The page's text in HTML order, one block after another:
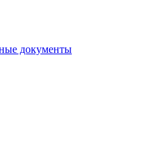
документы